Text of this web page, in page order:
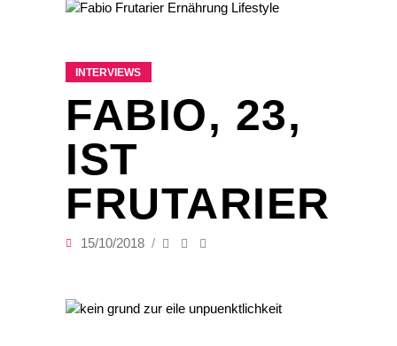
INTERVIEWS
FABIO, 23,
IST
FRUTARIER
15/10/2018